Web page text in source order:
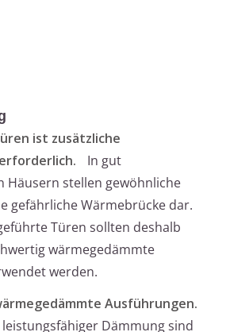
ist zusätzliche
In gut
Häusern stellen gewöhnliche
gefährliche Wärmebrücke dar.
Türen sollten deshalb
wärmegedämmte
werden.
Ausführungen.
Dämmung sind